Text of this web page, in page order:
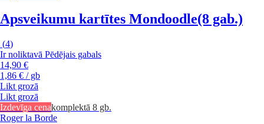
Apsveikumu kartītes Mondoodle(8 gab.)
(4)
Ir noliktavā Pēdējais gabals
14,90 €
1,86 € / gb
Likt grozā
Likt grozā
Izdevīga cenakomplektā 8 gb.
Roger la Borde